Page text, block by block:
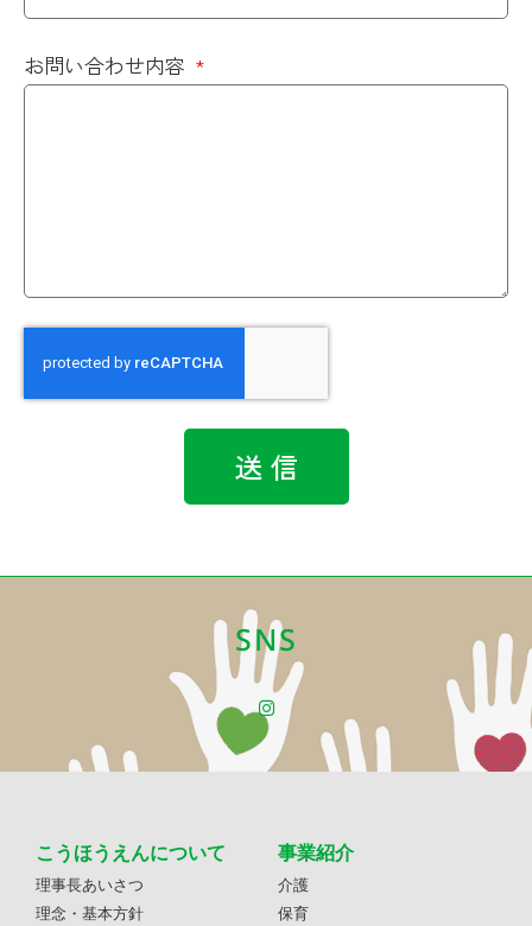
お問い合わせ内容
送 信
SNS
こうほうえんについて
理事長あいさつ
理念・基本方針
事業紹介
介護
保育